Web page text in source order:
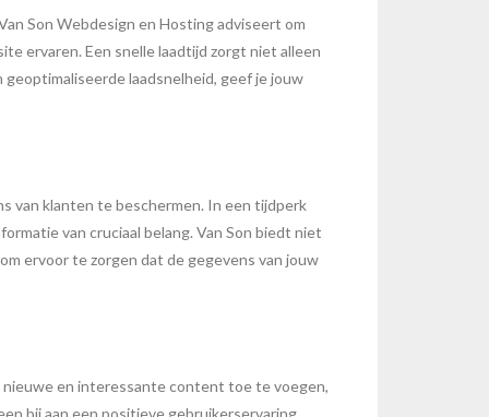
Son Webdesign en Hosting adviseert om
ervaren. Een snelle laadtijd zorgt niet alleen
laadsnelheid, geef je jouw
van klanten te beschermen. In een tijdperk
van cruciaal belang. Van Son biedt niet
ervoor te zorgen dat de gegevens van jouw
nieuwe en interessante content toe te voegen,
bij aan een positieve gebruikerservaring,